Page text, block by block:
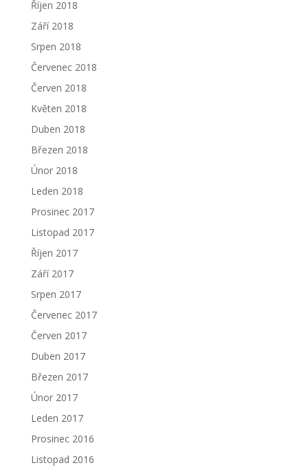
Říjen 2018
Září 2018
Srpen 2018
Červenec 2018
Červen 2018
Květen 2018
Duben 2018
Březen 2018
Únor 2018
Leden 2018
Prosinec 2017
Listopad 2017
Říjen 2017
Září 2017
Srpen 2017
Červenec 2017
Červen 2017
Duben 2017
Březen 2017
Únor 2017
Leden 2017
Prosinec 2016
Listopad 2016